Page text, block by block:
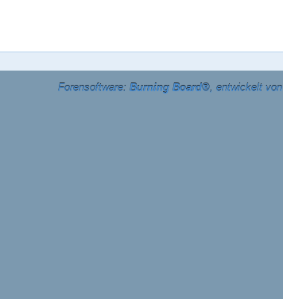
Forensoftware: Burning Board®, entwickelt von